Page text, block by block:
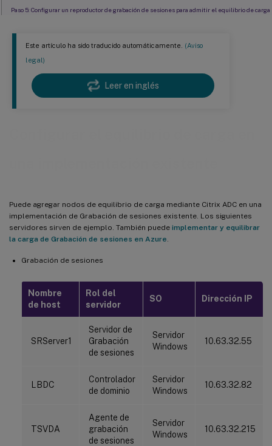
Este artículo ha sido traducido automáticamente. (Aviso
legal)
Leer en inglés
Puede agregar nodos de equilibrio de carga mediante Citrix ADC en una
implementación de Grabación de sesiones existente. Los siguientes
servidores sirven de ejemplo. También puede implementar y equilibrar
la carga de Grabación de sesiones en Azure
Grabación de sesiones
Nombre
de host
Rol del
servidor
SO Dirección IP
SRServer1
Servidor de
Grabación
de sesiones
Servidor
Windows
10.63.32.55
LBDC
Controlador
de dominio
Servidor
Windows
10.63.32.82
TSVDA
Agente de
grabación
de sesiones
Servidor
Windows
10.63.32.215
Paso 5: Configurar un reproductor de grabación de sesiones para admitir el equilibrio de carga
Paso 6: Comprobar si el equilibrio de carga funciona con el servidor de Grabación de sesiones
configurado
Paso 7: Agregar otros servidores de grabación de sesiones
Solucionar problemas